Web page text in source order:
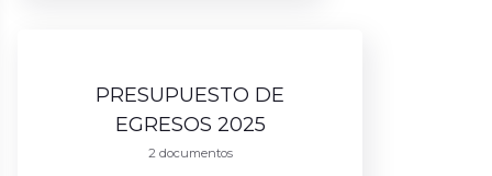
PRESUPUESTO DE
EGRESOS 2025
2 documentos